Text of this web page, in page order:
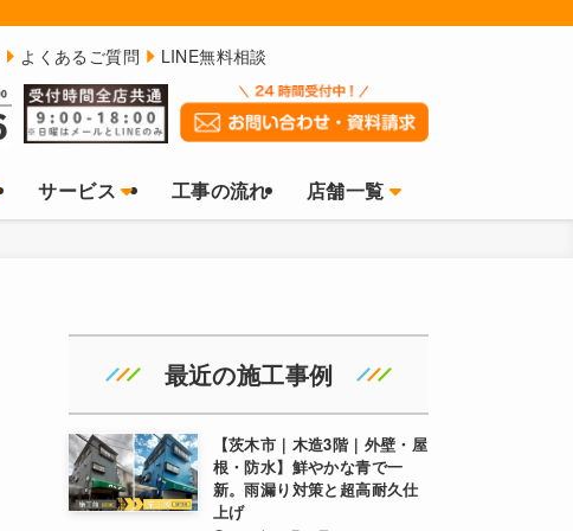
サービス 工事の流れ 店舗一覧
よくあるご質問 LINE無料相談
最近の施工事例
【茨木市｜木造3階｜外壁・屋
根・防水】鮮やかな青で一
新。雨漏り対策と超高耐久仕
上げ